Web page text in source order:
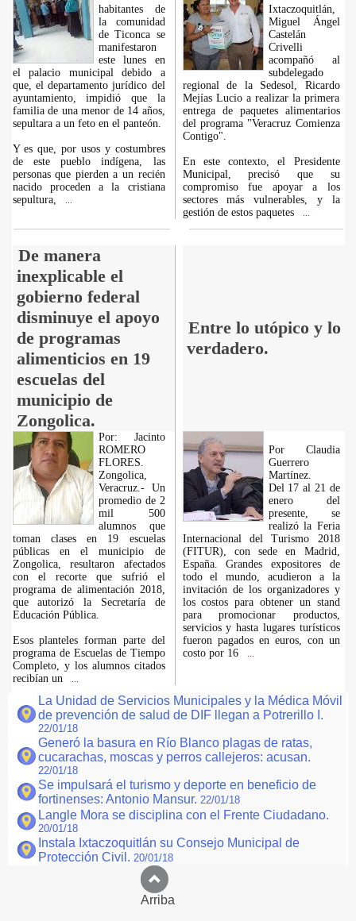
habitantes de
la comunidad
de Ticonca se
manifestaron
este lunes en
el palacio municipal debido a
que, el departamento jurídico del
ayuntamiento, impidió que la
familia de una menor de 14 años,
sepultara a un feto en el panteón.
Y es que, por usos y costumbres
de este pueblo indígena, las
personas que pierden a un recién
nacido proceden a la cristiana
sepultura,
Ixtaczoquitlán,
Miguel Ángel
Castelán
Crivelli
acompañó al
subdelegado
regional de la Sedesol, Ricardo
Mejías Lucio a realizar la primera
entrega de paquetes alimentarios
del programa "Veracruz Comienza
Contigo".
En este contexto, el Presidente
Municipal, precisó que su
compromiso fue apoyar a los
sectores más vulnerables, y la
gestión de estos paquetes
De manera
inexplicable el
gobierno federal
disminuye el apoyo
de programas
alimenticios en 19
escuelas del
municipio de
Zongolica.
Entre lo utópico y lo
verdadero.
Por: Jacinto
ROMERO
FLORES.
Zongolica,
Veracruz.- Un
promedio de 2
mil 500
alumnos que
toman clases en 19 escuelas
públicas en el municipio de
Zongolica, resultaron afectados
con el recorte que sufrió el
programa de alimentación 2018,
que autorizó la Secretaría de
Educación Pública.
Esos planteles forman parte del
programa de Escuelas de Tiempo
Completo, y los alumnos citados
recibían un
Por Claudia
Guerrero
Martínez.
Del 17 al 21 de
enero del
presente, se
realizó la Feria
Internacional del Turismo 2018
(FITUR), con sede en Madrid,
España. Grandes expositores de
todo el mundo, acudieron a la
invitación de los organizadores y
los costos para obtener un stand
para promocionar productos,
servicios y hasta lugares turísticos
fueron pagados en euros, con un
costo por 16
La Unidad de Servicios Municipales y la Médica Móvil
de prevención de salud de DIF llegan a Potrerillo I.
22/01/18
Generó la basura en Río Blanco plagas de ratas,
cucarachas, moscas y perros callejeros: acusan.
22/01/18
Se impulsará el turismo y deporte en beneficio de
fortinenses: Antonio Mansur. 22/01/18
Langle Mora se disciplina con el Frente Ciudadano.
20/01/18
Instala Ixtaczoquitlán su Consejo Municipal de
Protección Civil. 20/01/18
Arriba